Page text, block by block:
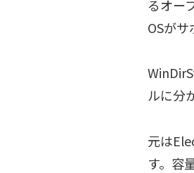
るオー
OSが
ルに分
元は
す。容